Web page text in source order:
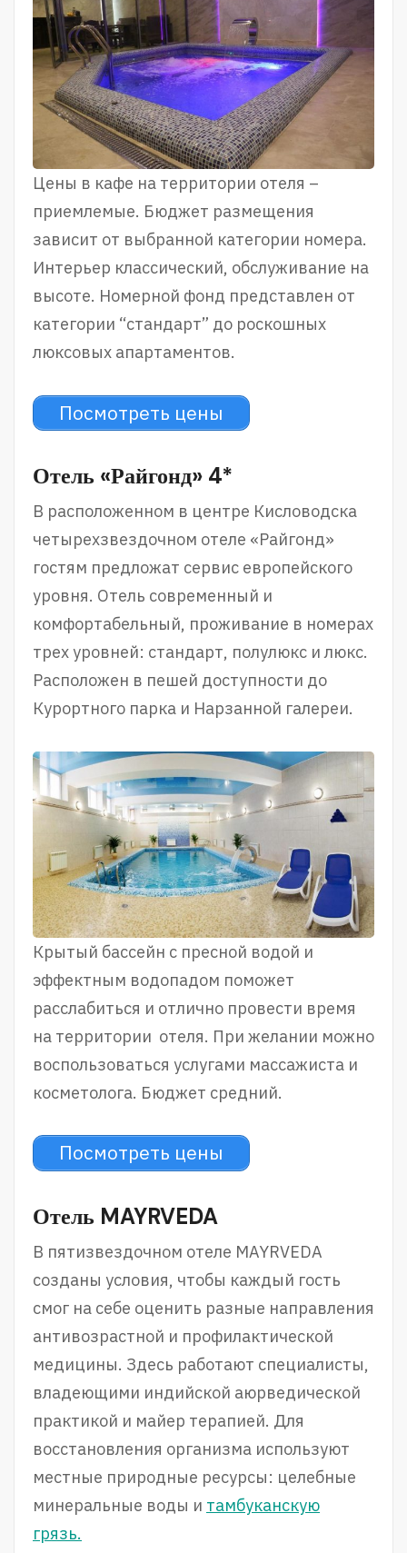
Цены в кафе на территории отеля –
приемлемые. Бюджет размещения
зависит от выбранной категории номера.
Интерьер классический, обслуживание на
высоте. Номерной фонд представлен от
категории “стандарт” до роскошных
люксовых апартаментов.
Посмотреть цены
Отель «Райгонд» 4*
В расположенном в центре Кисловодска
четырехзвездочном отеле «Райгонд»
гостям предложат сервис европейского
уровня. Отель современный и
комфортабельный, проживание в номерах
трех уровней: стандарт, полулюкс и люкс.
Расположен в пешей доступности до
Курортного парка и Нарзанной галереи.
Крытый бассейн с пресной водой и
эффектным водопадом поможет
расслабиться и отлично провести время
на территории отеля. При желании можно
воспользоваться услугами массажиста и
косметолога. Бюджет средний.
Посмотреть цены
Отель MAYRVEDA
В пятизвездочном отеле MAYRVEDA
созданы условия, чтобы каждый гость
смог на себе оценить разные направления
антивозрастной и профилактической
медицины. Здесь работают специалисты,
владеющими индийской аюрведической
практикой и майер терапией. Для
восстановления организма используют
местные природные ресурсы: целебные
минеральные воды и тамбуканскую
грязь.